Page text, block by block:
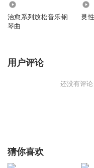
治愈系列放松音乐钢
琴曲
灵
用户评论
还没有评论
猜你喜欢